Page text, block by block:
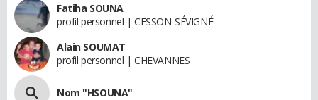
Fatiha SOUNA
profil personnel | CESSON-SÉVIGNÉ
Alain SOUMAT
profil personnel | CHEVANNES
Nom "HSOUNA"